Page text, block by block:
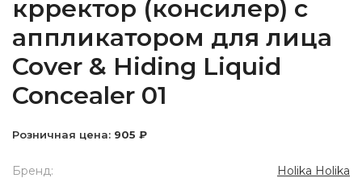
крректор (консилер) с
аппликатором для лица
Cover & Hiding Liquid
Concealer 01
Розничная цена: 905 ₽
Бренд: Holika Holika